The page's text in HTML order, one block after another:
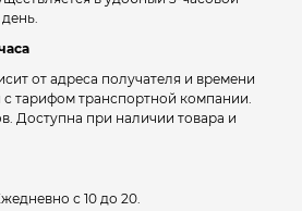
от адреса получателя и времени
с тарифом транспортной компании.
Доступна при наличии товара и
с 10 до 20.